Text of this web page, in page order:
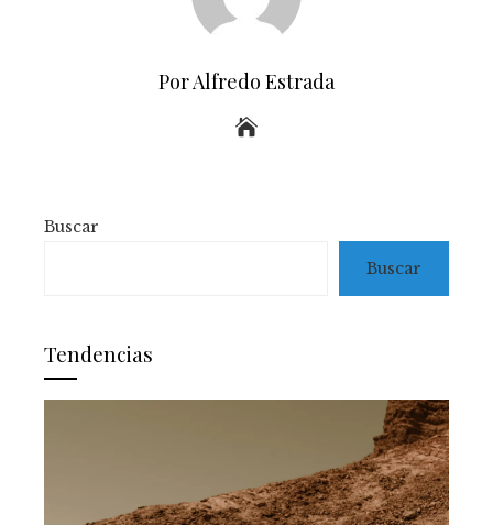
Por Alfredo Estrada
Buscar
Buscar
Tendencias